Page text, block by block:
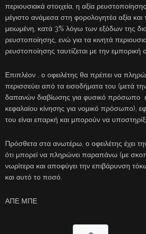
περιουσιακά στοιχεία, η αξία
μέγιστο ανάμεσα στη φορολογητέα αξία και
μειωμένη, κατά 3% λόγω των εξόδων της
ρευστοποίησης, ενώ για τα κινητά
ρευστοποίησης ταυτίζεται με την εμπορική
Επιπλέον , ο οφειλέτης θα πρέπει να
περισσεύει από τα εισοδήματα του (μετά
δαπανών διαβίωσης για φυσικό πρόσωπο
κεφαλαίου κίνησης για νομικό πρόσωπο),
του είναι επαρκή και μπορούν να
Πρόσθετα στα ανωτέρω, ο οφειλέτης έχει
ότι μπορεί να πληρώνει παραπάνω (με
νωρίτερα και αποφύγει την επιβάρυνση
και αυτό το ποσό.
ΑΠΕ ΜΠΕ